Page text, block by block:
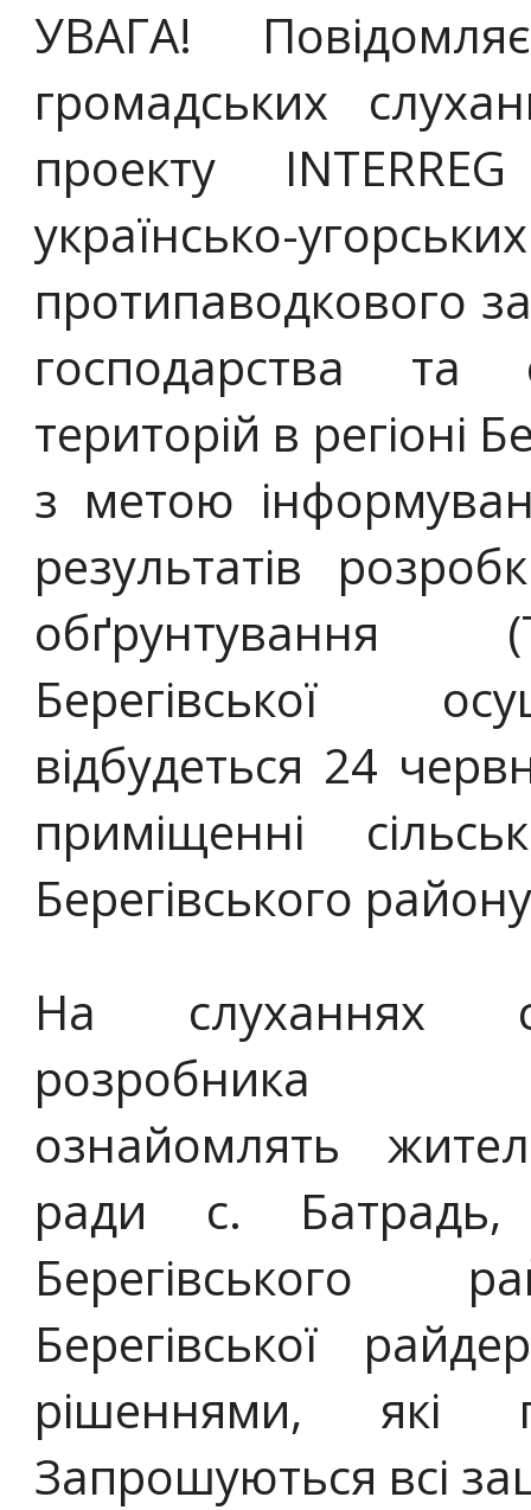
УВАГА!
громадських
проекту
українсько-
протипаводкового
господарства та
територій в регіоні
з метою
результатів
обґрунтування
Берегівської
відбудеться 24
приміщенні
Берегівського
На слуханнях
розробника
ознайомлять
ради с. Батрадь,
Берегівського
Берегівської
рішеннями, які
Запрошуються всі